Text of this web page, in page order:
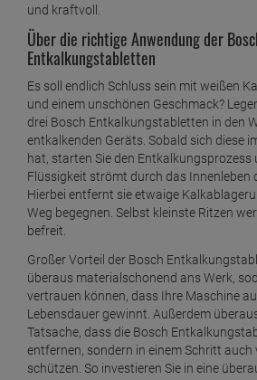
und kraftvoll.
Über die richtige Anwendung der
Entkalkungstabletten
Es soll endlich Schluss sein mit weißen
und einem unschönen Geschmack?
drei Bosch Entkalkungstabletten in den
entkalkenden Geräts. Sobald sich diese
hat, starten Sie den Entkalkungsprozess
Flüssigkeit strömt durch das Innenleben
Hierbei entfernt sie etwaige
Weg begegnen. Selbst kleinste Ritzen
befreit.
Großer Vorteil der Bosch
überaus materialschonend ans Werk,
vertrauen können, dass Ihre Maschine
Lebensdauer gewinnt. Außerdem
Tatsache, dass die Bosch
entfernen, sondern in einem Schritt auch
schützen. So investieren Sie in eine